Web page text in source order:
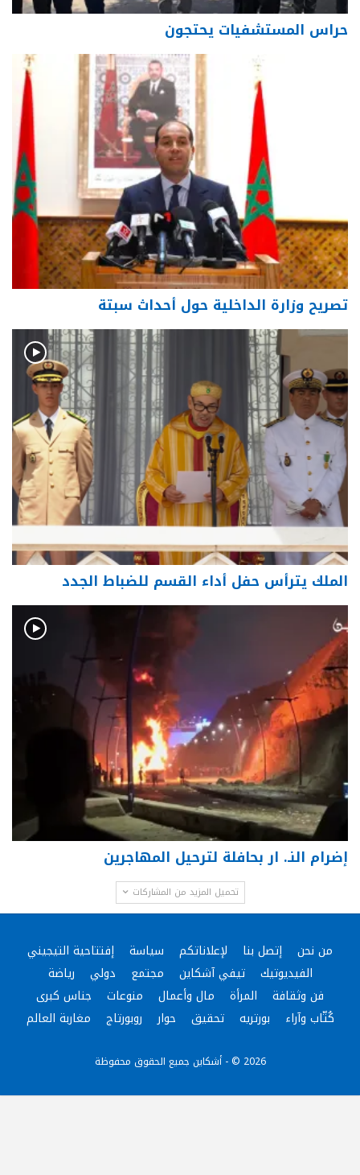
حراس المستشفيات يحتجون
تصريح وزارة الداخلية حول أحداث سبتة
الملك يترأس حفل أداء القسم للضباط الجدد
إضرام النـ. ار بحافلة لترحيل المهاجرين
تحميل المزيد من المشاركات
من نحن إتصل بنا لإعلاناتكم سياسة
إفتتاحية التيجيني
الفيديوتيك
تيفي آشكاين مجتمع دولي
رياضة
فن وثقافة
المرأة مال وأعمال منوعات
جناس كبرى
كُتّاب وآراء
بورتريه تحقيق حوار روبورتاج مغاربة العالم
2026 © - أشكاين جميع الحقوق محفوظة